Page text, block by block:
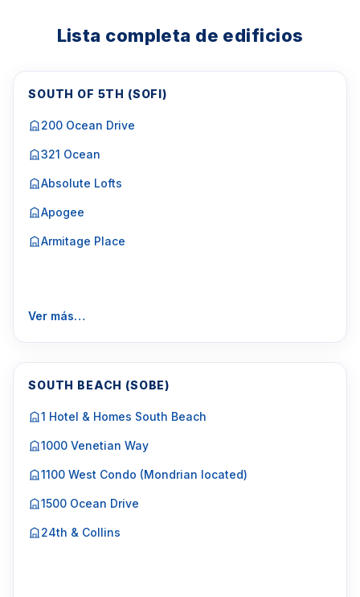
Lista completa de edificios
SOUTH OF 5TH (SOFI)
200 Ocean Drive
321 Ocean
Absolute Lofts
Apogee
Armitage Place
Ver más…
SOUTH BEACH (SOBE)
1 Hotel & Homes South Beach
1000 Venetian Way
1100 West Condo (Mondrian located)
1500 Ocean Drive
24th & Collins